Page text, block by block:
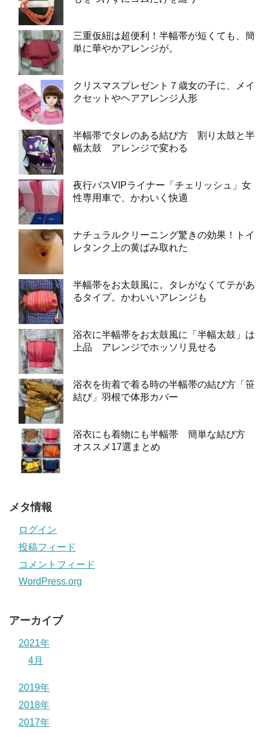
三重仮紐は超便利！半幅帯が短くても、簡
単に華やかアレンジが。
クリスマスプレゼント７歳女の子に、メイ
クセットやヘアアレンジ人形
半幅帯でタレのある結び方 割り太鼓と半
幅太鼓 アレンジで変わる
夜行バスVIPライナー「チェリッシュ」女
性専用車で、かわいく快適
ナチュラルクリーニング驚きの効果！トイ
レタンク上の黄ばみ取れた
半幅帯をお太鼓風に。タレがなくてテがあ
るタイプ。かわいいアレンジも
浴衣に半幅帯をお太鼓風に「半幅太鼓」は
上品 アレンジでホッソリ見せる
浴衣を街着で着る時の半幅帯の結び方「笹
結び」羽根で体形カバー
浴衣にも着物にも半幅帯 簡単な結び方
オススメ17選まとめ
メタ情報
ログイン
投稿フィード
コメントフィード
WordPress.org
アーカイブ
2021年
4月
2019年
2018年
2017年